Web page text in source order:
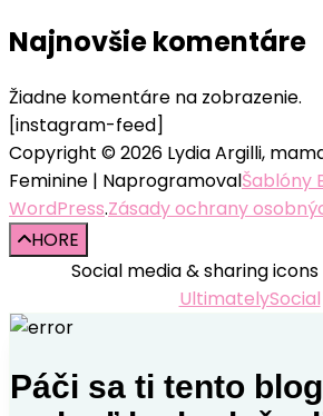
Najnovšie komentáre
Žiadne komentáre na zobrazenie.
[instagram-feed]
Copyright © 2026 Lydia Argilli,
Feminine | NaprogramovalŠablóny
WordPress.Zásady ochrany
HORE
Social media & sharing
UltimatelySocial
Páči sa ti tento